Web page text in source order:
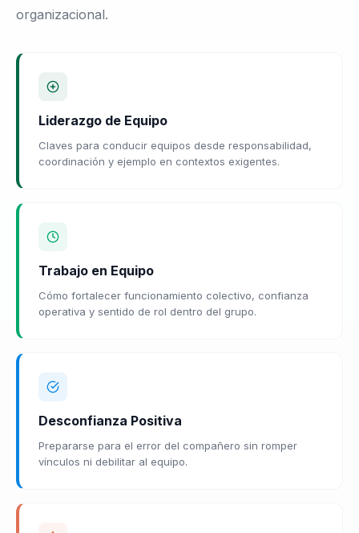
organizacional.
Liderazgo de Equipo
Claves para conducir equipos desde responsabilidad,
coordinación y ejemplo en contextos exigentes.
Trabajo en Equipo
Cómo fortalecer funcionamiento colectivo, confianza
operativa y sentido de rol dentro del grupo.
Desconfianza Positiva
Prepararse para el error del compañero sin romper
vínculos ni debilitar al equipo.